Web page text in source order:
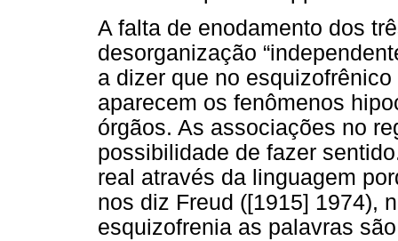
A falta de enodamento dos
desorganização
a dizer que no
aparecem os fenômenos
órgãos. As associações no
possibilidade de fazer
real através da linguagem
nos diz Freud ([1915] 1974),
esquizofrenia as palavras